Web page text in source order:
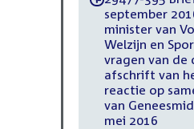
september
minister van
Welzijn en
vragen van de
afschrift van
reactie op
van
mei 2016